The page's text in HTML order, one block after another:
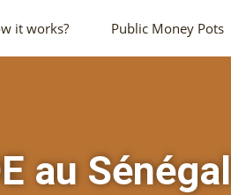
it works? Public Money Pots
au Sénégal